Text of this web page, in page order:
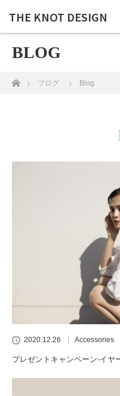
THE KNOT DESIGN
BLOG
ホームブログ Blog
2020.12.26 Accessories
プレゼントキャンペーン-イヤ